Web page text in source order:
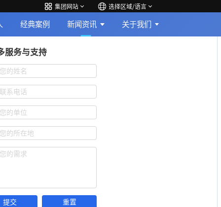
集团网站 选择区域/语言
经典案例 新闻资讯 关于我们
服务与支持
的姓名
系电话
的单位
的所在地
的需求